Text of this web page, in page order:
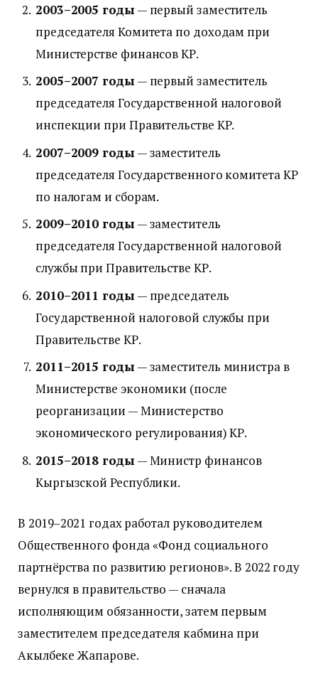
2003–2005 годы — первый заместитель
председателя Комитета по доходам при
Министерстве финансов КР.
2005–2007 годы — первый заместитель
председателя Государственной налоговой
инспекции при Правительстве КР.
2007–2009 годы — заместитель
председателя Государственного комитета КР
по налогам и сборам.
2009–2010 годы — заместитель
председателя Государственной налоговой
службы при Правительстве КР.
2010–2011 годы — председатель
Государственной налоговой службы при
Правительстве КР.
2011–2015 годы — заместитель министра в
Министерстве экономики (после
реорганизации — Министерство
экономического регулирования) КР.
2015–2018 годы — Министр финансов
Кыргызской Республики.
В 2019–2021 годах работал руководителем
Общественного фонда «Фонд социального
партнёрства по развитию регионов». В 2022 году
вернулся в правительство — сначала
исполняющим обязанности, затем первым
заместителем председателя кабмина при
Акылбеке Жапарове.